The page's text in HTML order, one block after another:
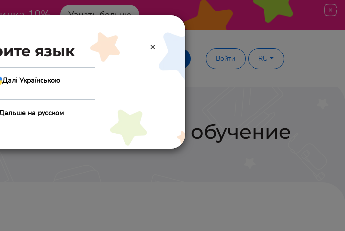
10% Узнать больше
Демодоступ Войти RU
дистанционное обучение
×
язык
Далі Українською
на русском